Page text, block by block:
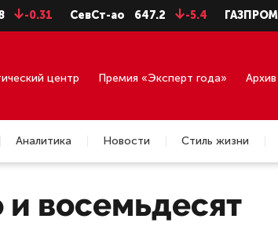
СевСт-ао 647.2 -5.4 ГАЗПРОМ ао 92.75
центр Премия «Эксперт года» Архив
Аналитика Новости Стиль жизни
и восемьдесят